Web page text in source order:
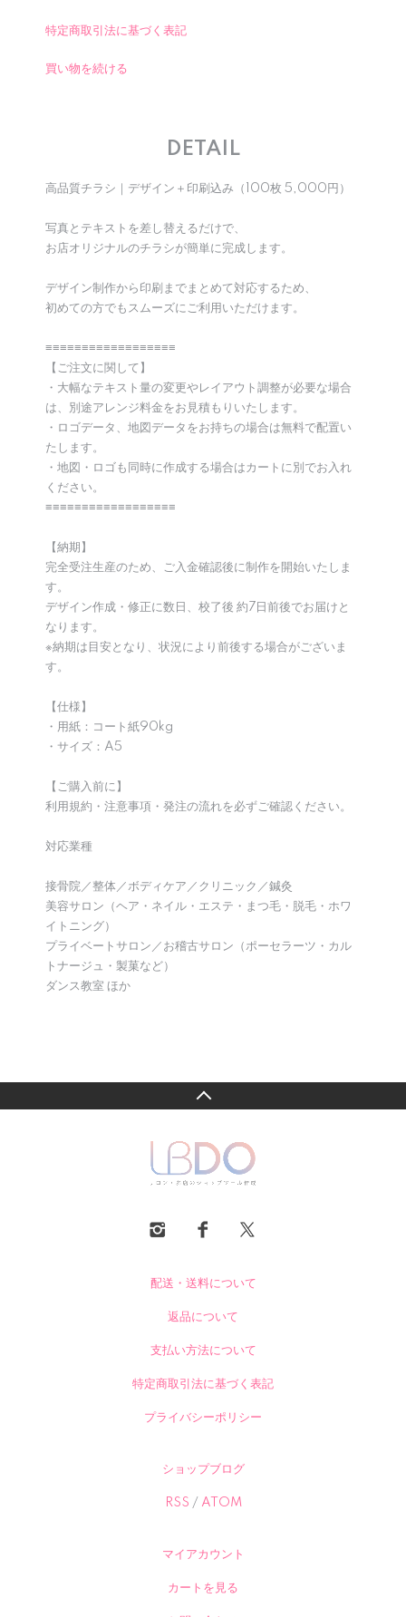
特定商取引法に基づく表記
買い物を続ける
DETAIL
高品質チラシ｜デザイン＋印刷込み（100枚 5,000円）
写真とテキストを差し替えるだけで、
お店オリジナルのチラシが簡単に完成します。
デザイン制作から印刷までまとめて対応するため、
初めての方でもスムーズにご利用いただけます。
≡≡≡≡≡≡≡≡≡≡≡≡≡≡≡≡≡≡
【ご注文に関して】
・大幅なテキスト量の変更やレイアウト調整が必要な場合
は、別途アレンジ料金をお見積もりいたします。
・ロゴデータ、地図データをお持ちの場合は無料で配置い
たします。
・地図・ロゴも同時に作成する場合はカートに別でお入れ
ください。
≡≡≡≡≡≡≡≡≡≡≡≡≡≡≡≡≡≡
【納期】
完全受注生産のため、ご入金確認後に制作を開始いたしま
す。
デザイン作成・修正に数日、校了後 約7日前後でお届けと
なります。
※納期は目安となり、状況により前後する場合がございま
す。
【仕様】
・用紙：コート紙90kg
・サイズ：A5
【ご購入前に】
利用規約・注意事項・発注の流れを必ずご確認ください。
対応業種
接骨院／整体／ボディケア／クリニック／鍼灸
美容サロン（ヘア・ネイル・エステ・まつ毛・脱毛・ホワ
イトニング）
プライベートサロン／お稽古サロン（ポーセラーツ・カル
トナージュ・製菓など）
ダンス教室 ほか
配送・送料について
返品について
支払い方法について
特定商取引法に基づく表記
プライバシーポリシー
ショップブログ
RSS / ATOM
マイアカウント
カートを見る